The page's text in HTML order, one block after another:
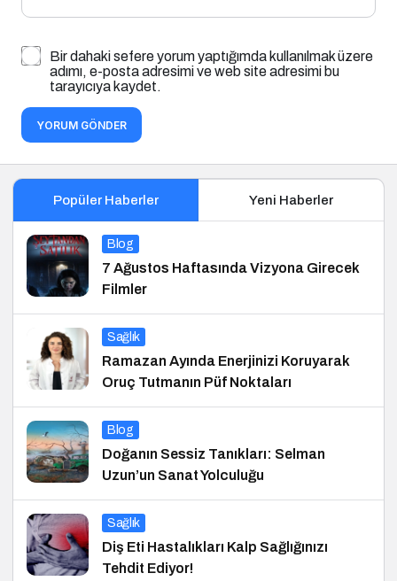
Bir dahaki sefere yorum yaptığımda kullanılmak üzere
adımı, e-posta adresimi ve web site adresimi bu
tarayıcıya kaydet.
YORUM GÖNDER
Popüler Haberler Yeni Haberler
Blog
7 Ağustos Haftasında Vizyona Girecek
Filmler
Sağlık
Ramazan Ayında Enerjinizi Koruyarak
Oruç Tutmanın Püf Noktaları
Blog
Doğanın Sessiz Tanıkları: Selman
Uzun’un Sanat Yolculuğu
Sağlık
Diş Eti Hastalıkları Kalp Sağlığınızı
Tehdit Ediyor!